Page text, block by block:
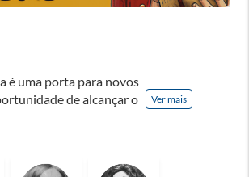
é uma porta para novos
de alcançar o
Ver mais